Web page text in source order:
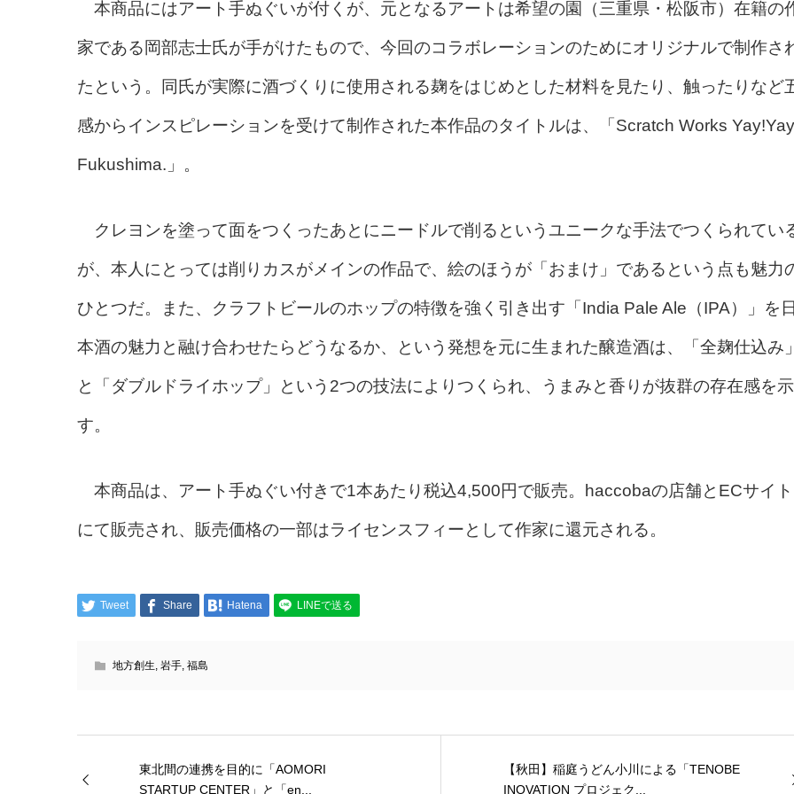
本商品にはアート手ぬぐいが付くが、元となるアートは希望の園（三重県・松阪市）在籍の
家である岡部志士氏が手がけたもので、今回のコラボレーションのためにオリジナルで制作さ
たという。同氏が実際に酒づくりに使用される麹をはじめとした材料を見たり、触ったりなど
感からインスピレーションを受けて制作された本作品のタイトルは、「Scratch Works
Fukushima.」。
クレヨンを塗って面をつくったあとにニードルで削るというユニークな手法でつくられてい
が、本人にとっては削りカスがメインの作品で、絵のほうが「おまけ」であるという点も魅力
ひとつだ。また、クラフトビールのホップの特徴を強く引き出す「India Pale Ale（IPA）」を日
本酒の魅力と融け合わせたらどうなるか、という発想を元に生まれた醸造酒は、「全麹仕込み」
と「ダブルドライホップ」という2つの技法によりつくられ、うまみと香りが抜群の存在感を示
す。
本商品は、アート手ぬぐい付きで1本あたり税込4,500円で販売。haccobaの店舗とECサイト
にて販売され、販売価格の一部はライセンスフィーとして作家に還元される。
Tweet Share Hatena LINEで送る
地方創生, 岩手, 福島
東北間の連携を目的に「AOMORI
STARTUP CENTER」と「en...
【秋田】稲庭うどん小川による「TENOBE
INOVATION プロジェク...